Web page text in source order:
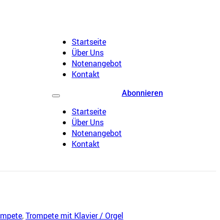
Startseite
Über Uns
Notenangebot
Kontakt
Startseite
Über Uns
Notenangebot
Kontakt
Abonnieren
,Trompete mit Klavier / Orgel